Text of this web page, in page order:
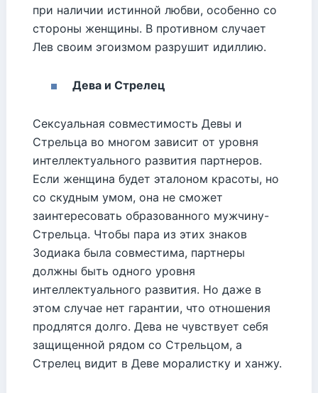
при наличии истинной любви, особенно со
стороны женщины. В противном случает
Лев своим эгоизмом разрушит идиллию.
Дева и Стрелец
Сексуальная совместимость Девы и
Стрельца во многом зависит от уровня
интеллектуального развития партнеров.
Если женщина будет эталоном красоты, но
со скудным умом, она не сможет
заинтересовать образованного мужчину-
Стрельца. Чтобы пара из этих знаков
Зодиака была совместима, партнеры
должны быть одного уровня
интеллектуального развития. Но даже в
этом случае нет гарантии, что отношения
продлятся долго. Дева не чувствует себя
защищенной рядом со Стрельцом, а
Стрелец видит в Деве моралистку и ханжу.